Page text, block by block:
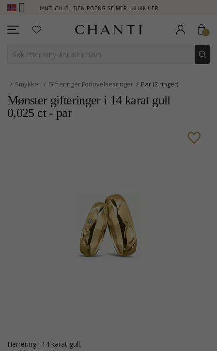
CHANTI CLUB - TJEN POENG SE MER - KLIKK HER
Smykker Gifteringer Forlovelsesringer Par (2 ringer)
Mønster gifteringer i 14 karat gull
0,025 ct - par
Herrering i 14 karat gull.